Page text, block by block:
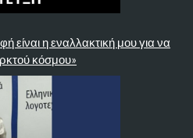
η εναλλακτική μου για να
κόσμου»